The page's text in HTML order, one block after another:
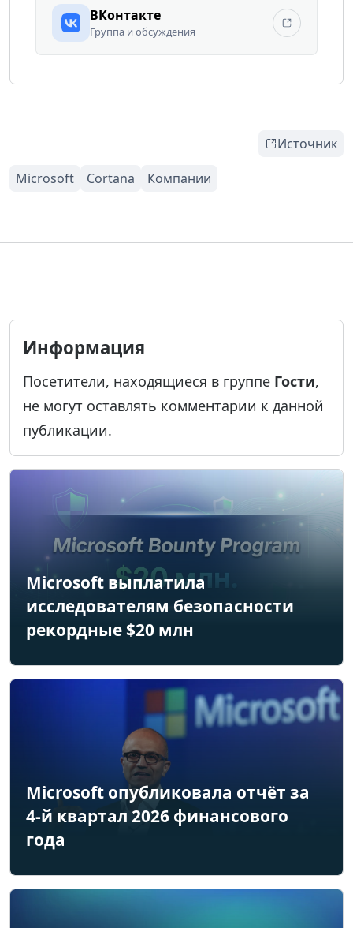
ВКонтакте
Группа и обсуждения
Источник
Информация
Посетители, находящиеся в группе Гости,
не могут оставлять комментарии к данной
публикации.
Microsoft выплатила
исследователям безопасности
рекордные $20 млн
Microsoft опубликовала отчёт за
4-й квартал 2026 финансового
года